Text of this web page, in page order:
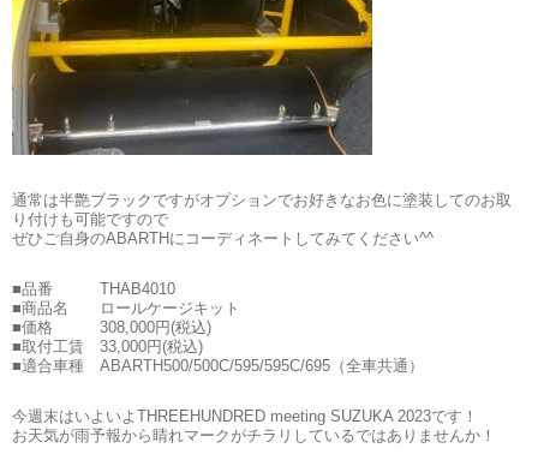
通常は半艶ブラックですがオプションでお好きなお色に塗装してのお取
り付けも可能ですので
ぜひご自身のABARTHにコーディネートしてみてください^^
■品番 THAB4010
■商品名 ロールケージキット
■価格 308,000円(税込)
■取付工賃 33,000円(税込)
■適合車種 ABARTH500/500C/595/595C/695（全車共通）
今週末はいよいよTHREEHUNDRED meeting SUZUKA 2023です！
お天気が雨予報から晴れマークがチラリしているではありませんか！